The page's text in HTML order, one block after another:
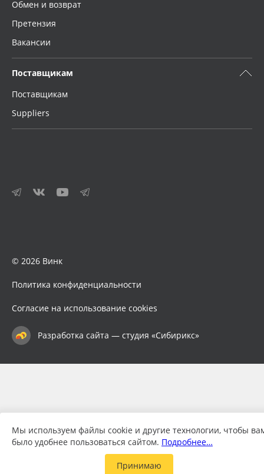
Обмен и возврат
Претензия
Вакансии
Поставщикам
Поставщикам
Suppliers
© 2026 Винк
Политика конфиденциальности
Согласие на использование cookies
Разработка сайта — студия «Сибирикс»
Мы используем файлы cookie и другие технологии, чтобы
было удобнее пользоваться сайтом. Подробнее…
Принимаю